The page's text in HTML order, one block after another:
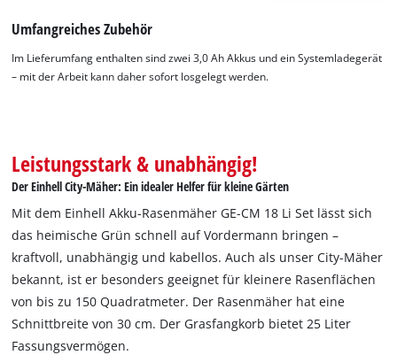
Umfangreiches Zubehör
Im Lieferumfang enthalten sind zwei 3,0 Ah Akkus und ein Systemladegerät
– mit der Arbeit kann daher sofort losgelegt werden.
Leistungsstark & unabhängig!
Der Einhell City-Mäher: Ein idealer Helfer für kleine Gärten
Mit dem Einhell Akku-Rasenmäher GE-CM 18 Li Set lässt sich
das heimische Grün schnell auf Vordermann bringen –
kraftvoll, unabhängig und kabellos. Auch als unser City-Mäher
bekannt, ist er besonders geeignet für kleinere Rasenflächen
von bis zu 150 Quadratmeter. Der Rasenmäher hat eine
Schnittbreite von 30 cm. Der Grasfangkorb bietet 25 Liter
Fassungsvermögen.